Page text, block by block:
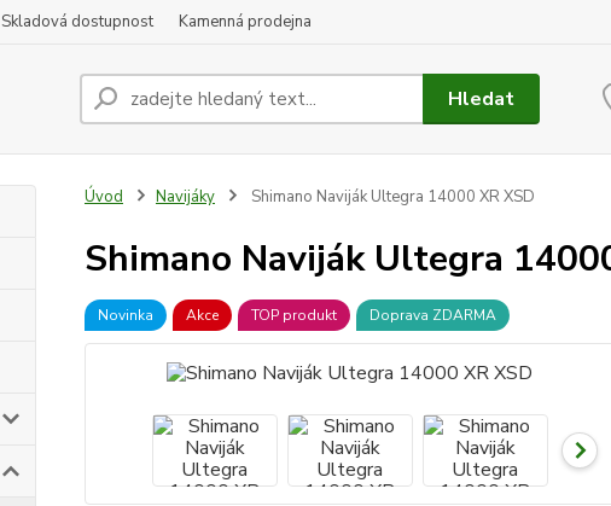
Skladová dostupnost Kamenná prodejna
Hledat
Úvod Navijáky Shimano Naviják Ultegra 14000 XR XSD
Shimano Naviják Ultegra
Novinka Akce TOP produkt Doprava ZDARMA